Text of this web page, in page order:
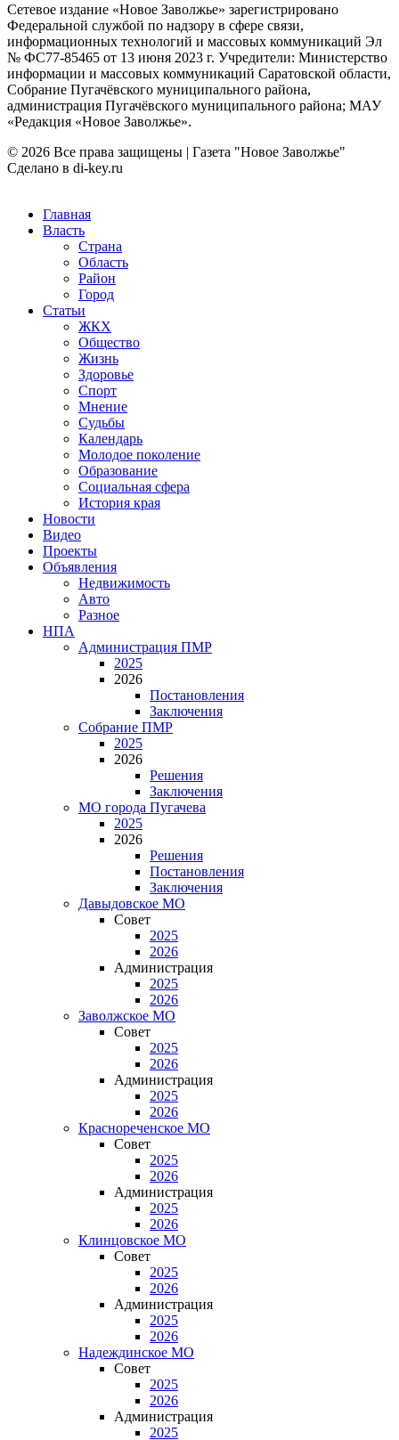
Сетевое издание «Новое Заволжье» зарегистрировано
Федеральной службой по надзору в сфере связи,
информационных технологий и массовых коммуникаций Эл
№ ФС77-85465 от 13 июня 2023 г. Учредители: Министерство
информации и массовых коммуникаций Саратовской области,
Собрание Пугачёвского муниципального района,
администрация Пугачёвского муниципального района; МАУ
«Редакция «Новое Заволжье».
© 2026 Все права защищены | Газета "Новое Заволжье"
Сделано в di-key.ru
Главная
Власть
Страна
Область
Район
Город
Статьи
ЖКХ
Общество
Жизнь
Здоровье
Спорт
Мнение
Судьбы
Календарь
Молодое поколение
Образование
Социальная сфера
История края
Новости
Видео
Проекты
Объявления
Недвижимость
Авто
Разное
НПА
Администрация ПМР
2025
2026
Постановления
Заключения
Собрание ПМР
2025
2026
Решения
Заключения
МО города Пугачева
2025
2026
Решения
Постановления
Заключения
Давыдовское МО
Совет
2025
2026
Администрация
2025
2026
Заволжское МО
Совет
2025
2026
Администрация
2025
2026
Краснореченское МО
Совет
2025
2026
Администрация
2025
2026
Клинцовское МО
Совет
2025
2026
Администрация
2025
2026
Надеждинское МО
Совет
2025
2026
Администрация
2025